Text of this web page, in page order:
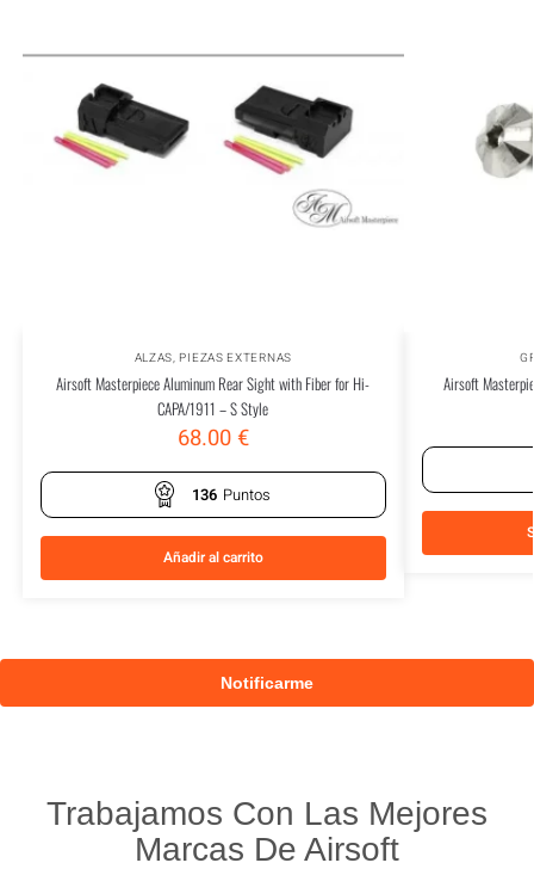
ALZAS,PIEZAS EXTERNAS
Airsoft Masterpiece Aluminum Rear Sight with Fiber for Hi-
CAPA/1911 – S Style
68.00€
136 Puntos
Añadir al carrito
Airsoft
Trabajamos Con Las Mejores
Marcas De Airsoft